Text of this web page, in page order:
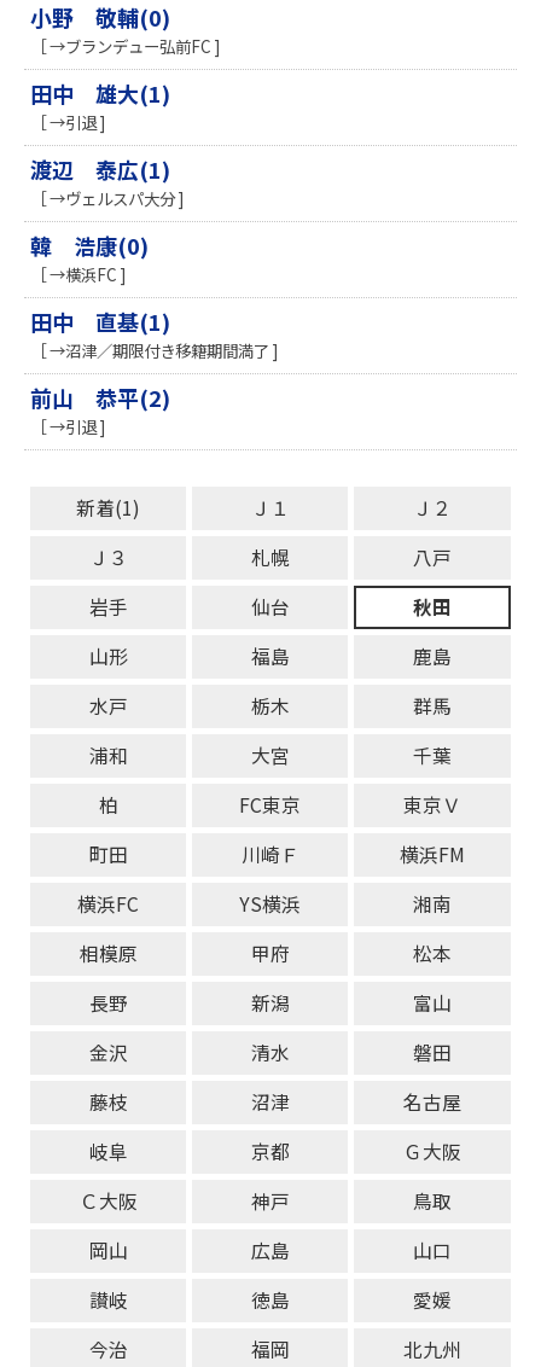
小野 敬輔(0)
［ →ブランデュー弘前FC ]
田中 雄大(1)
［ →引退 ]
渡辺 泰広(1)
［ →ヴェルスパ大分 ]
韓 浩康(0)
［ →横浜FC ]
田中 直基(1)
［ →沼津／期限付き移籍期間満了 ]
前山 恭平(2)
［ →引退 ]
新着(1) Ｊ１
Ｊ２
Ｊ３
札幌
八戸
岩手
仙台
秋田
山形
福島
鹿島
水戸
栃木
群馬
浦和
大宮
千葉
柏
FC東京
東京Ｖ
町田
川崎Ｆ
横浜FM
横浜FC
YS横浜
湘南
相模原
甲府
松本
長野
新潟
富山
金沢
清水
磐田
藤枝
沼津
名古屋
岐阜
京都
Ｇ大阪
Ｃ大阪
神戸
鳥取
岡山
広島
山口
讃岐
徳島
愛媛
今治
福岡
北九州